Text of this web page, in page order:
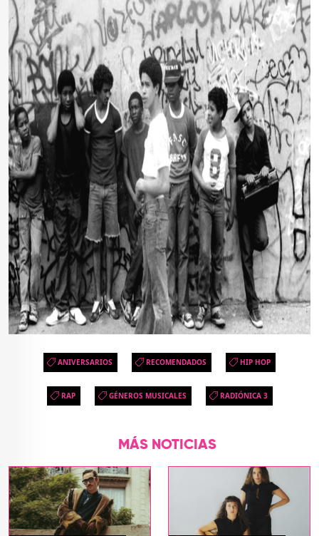
ANIVERSARIOS RECOMENDADOS HIP HOP
RAP GÉNEROS MUSICALES RADIÓNICA 3
MÁS NOTICIAS